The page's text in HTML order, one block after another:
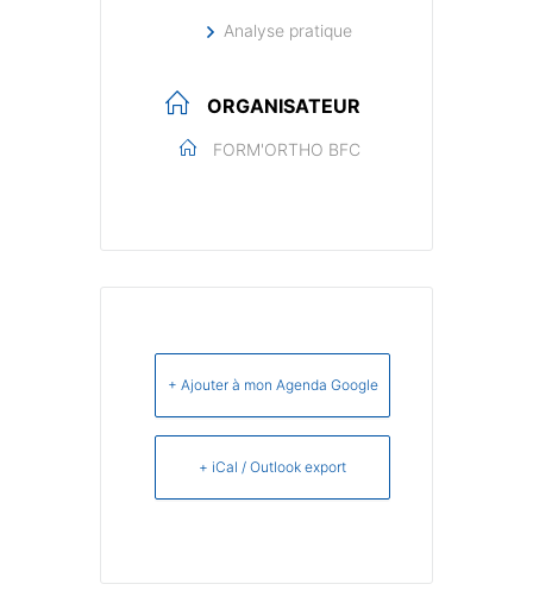
Analyse pratique
ORGANISATEUR
FORM'ORTHO BFC
+ Ajouter à mon Agenda Google
+ iCal / Outlook export